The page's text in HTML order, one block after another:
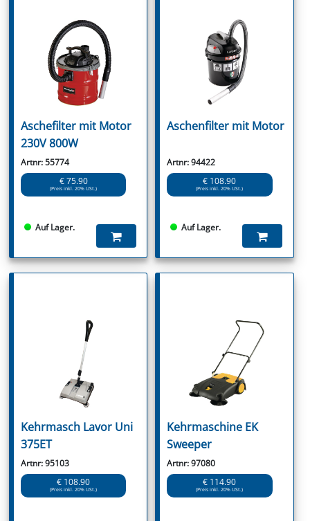
Aschefilter mit Motor
230V 800W
Artnr: 55774
€ 75.90
(Preis inkl. 20% USt.)
Auf Lager.
Aschenfilter mit Motor
Artnr: 94422
€ 108.90
(Preis inkl. 20% USt.)
Auf Lager.
Kehrmasch Lavor Uni
375ET
Artnr: 95103
€ 108.90
(Preis inkl. 20% USt.)
Kehrmaschine EK
Sweeper
Artnr: 97080
€ 114.90
(Preis inkl. 20% USt.)